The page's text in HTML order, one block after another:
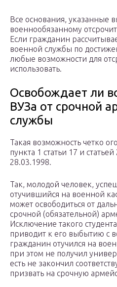
Все основания, указанные
военнообязанному
Если гражданин
военной службы по
любые возможности для
использовать.
Освобождает ли
ВУЗа от срочной
службы
Такая возможность четко
пункта 1 статьи 17 и
28.03.1998.
Так, молодой человек,
отучившийся на военной
может освободиться от
срочной (обязательной)
Исключение такого
приводит к его выбытию с
гражданин отучился на
при этом не получил
есть не закончил
призвать на срочную